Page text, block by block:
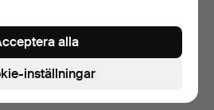
inställningar
alla